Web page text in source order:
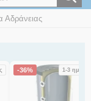
Αδράνειας
-36% 1-3 ημέρες